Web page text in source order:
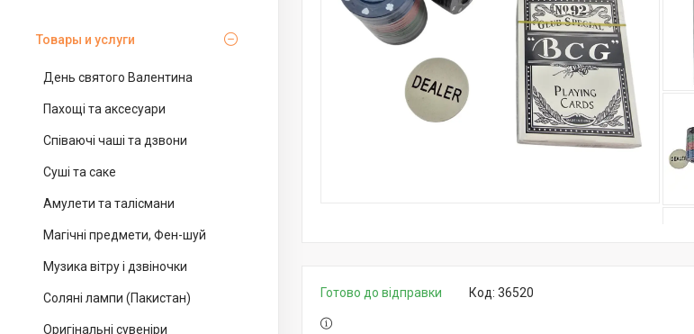
Товары и услуги
День святого Валентина
Пахощі та аксесуари
Співаючі чаші та дзвони
Суші та саке
Амулети та талісмани
Магічні предмети, Фен-шуй
Музика вітру і дзвіночки
Соляні лампи (Пакистан)
Оригінальні сувеніри
Готово до відправки Код: 36520